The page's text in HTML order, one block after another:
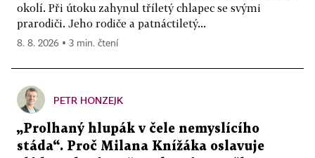
okolí. Při útoku zahynul tříletý chlapec se svými
prarodiči. Jeho rodiče a patnáctiletý...
8. 8. 2026 ▪ 3 min. čtení
PETR HONZEJK
„Prolhaný hlupák v čele nemyslícího
stáda“. Proč Milana Knížáka oslavuje